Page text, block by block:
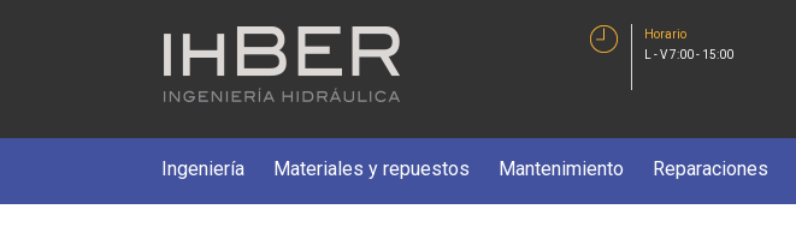
Horario
L - V 7:00 - 15:00
Ingeniería Materiales y repuestos Mantenimiento Reparaciones